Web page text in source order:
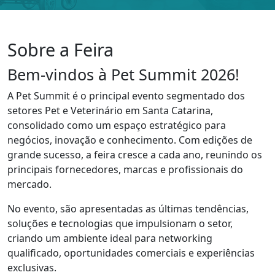
Sobre a Feira
Bem-vindos à Pet Summit 2026!
A Pet Summit é o principal evento segmentado dos
setores Pet e Veterinário em Santa Catarina,
consolidado como um espaço estratégico para
negócios, inovação e conhecimento. Com edições de
grande sucesso, a feira cresce a cada ano, reunindo os
principais fornecedores, marcas e profissionais do
mercado.
No evento, são apresentadas as últimas tendências,
soluções e tecnologias que impulsionam o setor,
criando um ambiente ideal para networking
qualificado, oportunidades comerciais e experiências
exclusivas.